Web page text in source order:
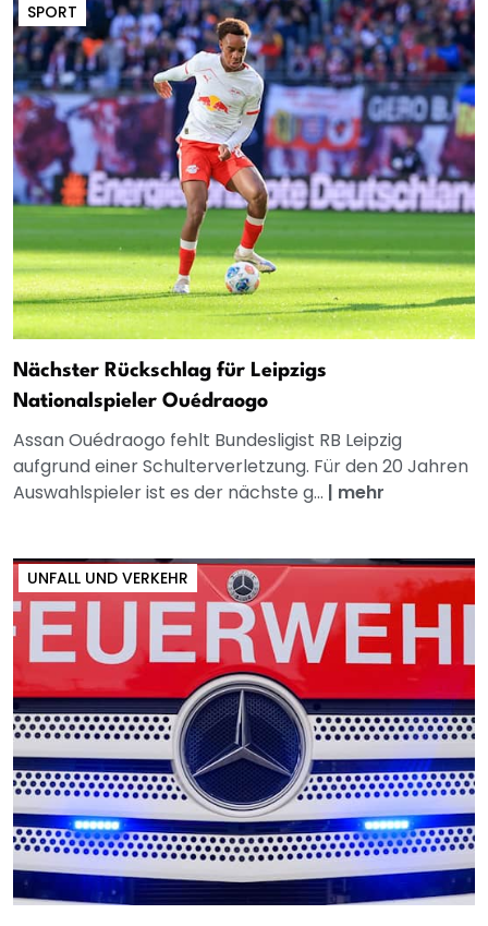
SPORT
Nächster Rückschlag für Leipzigs
Nationalspieler Ouédraogo
Assan Ouédraogo fehlt Bundesligist RB Leipzig
aufgrund einer Schulterverletzung. Für den 20 Jahren
Auswahlspieler ist es der nächste g... | mehr
UNFALL UND VERKEHR